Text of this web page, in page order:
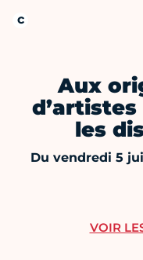
Aux
les
Du vendredi 5
VOIR